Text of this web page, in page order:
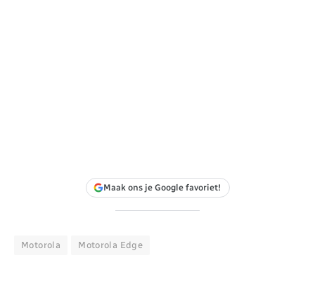
Maak ons je Google favoriet!
Motorola Motorola Edge